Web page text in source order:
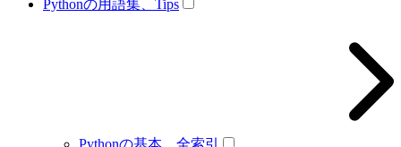
Pythonの用語集、Tips
Pythonの基本、全索引